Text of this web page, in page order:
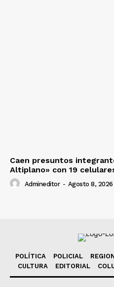
Caen presuntos
Altiplano» con 19
Admineditor - Agosto 8, 2026
POLÍTICA POLICIAL
CULTURA
EDITORIAL